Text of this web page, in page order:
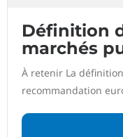
Définition
marchés
À retenir La
recommandation